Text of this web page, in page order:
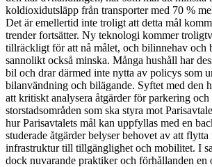
koldioxidutsläpp från transporter med 70 %
Det är emellertid inte troligt att detta mål
trender fortsätter. Ny teknologi kommer
tillräckligt för att nå målet, och bilinnehav och
sannolikt också minska. Många hushåll har
bil och drar därmed inte nytta av policys som
bilanvändning och bilägande. Syftet med den
att kritiskt analysera åtgärder för parkering
storstadsområden som ska styra mot
hur Parisavtalets mål kan uppfyllas med en
studerade åtgärder belyser behovet av att
infrastruktur till tillgänglighet och mobilitet. I
dock nuvarande praktiker och förhållanden en